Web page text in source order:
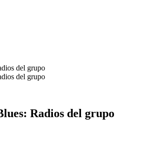
del grupo
del grupo
Radios del grupo